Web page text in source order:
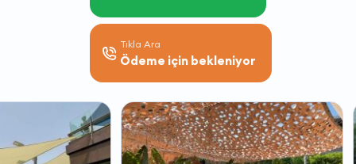
Tıkla Ara
Ödeme için bekleniyor